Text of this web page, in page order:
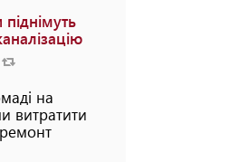
на
витратити